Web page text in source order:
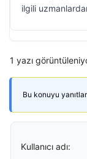
ilgili
1 yazı
Bu konuyu
Kullanıcı adı: